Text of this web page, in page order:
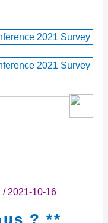
/ 2021-10-16
? **